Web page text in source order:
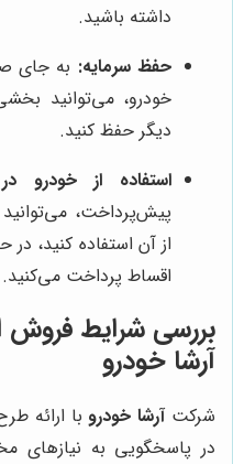
داشته باشید.
حفظ سرمایه: به جای
خودرو، می‌توانید
دیگر حفظ کنید.
استفاده از خودرو
پیش‌پرداخت، می‌توانید
از آن استفاده کنید،
اقساط پرداخت می‌کنید.
بررسی شرایط فروش
آرشا خودرو
شرکتآرشا خودرو با ارائه
در پاسخگویی به نیازهای